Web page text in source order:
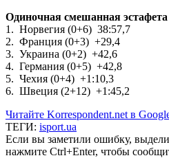
Одиночная смешанная эстафета
1. Норвегия (0+6) 38:57,7
2. Франция (0+3) +29,4
3. Украина (0+2) +42,6
4. Германия (0+5) +42,8
5. Чехия (0+4) +1:10,3
6. Швеция (2+12) +1:45,2
Читайте Korrespondent.net в
ТЕГИ: isport.ua
Если вы заметили ошибку,
нажмите Ctrl+Enter, чтобы